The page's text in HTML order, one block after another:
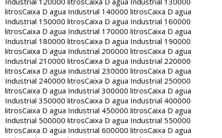
litrosCaixa D agua Industrial 140000 litrosCaixa D agua
Industrial 150000 litrosCaixa D agua Industrial 160000
litrosCaixa D agua Industrial 170000 litrosCaixa D agua
Industrial 180000 litrosCaixa D agua Industrial 190000
litrosCaixa D agua Industrial 200000 litrosCaixa D agua
Industrial 210000 litrosCaixa D agua Industrial 220000
litrosCaixa D agua Industrial 230000 litrosCaixa D agua
Industrial 240000 litrosCaixa D agua Industrial 250000
litrosCaixa D agua Industrial 300000 litrosCaixa D agua
Industrial 350000 litrosCaixa D agua Industrial 400000
litrosCaixa D agua Industrial 450000 litrosCaixa D agua
Industrial 500000 litrosCaixa D agua Industrial 550000
litrosCaixa D agua Industrial 600000 litrosCaixa D agua